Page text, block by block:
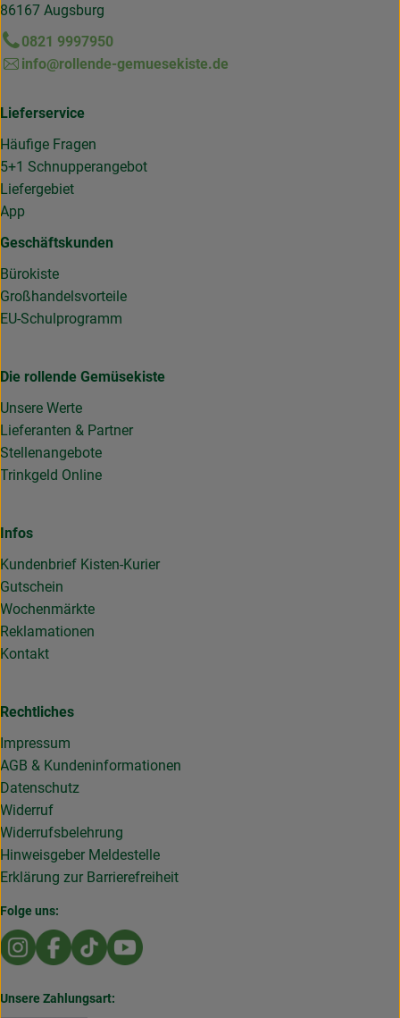
86167 Augsburg
0821 9997950
info@rollende-gemuesekiste.de
Lieferservice
Häufige Fragen
5+1 Schnupperangebot
Liefergebiet
App
Geschäftskunden
Bürokiste
Großhandelsvorteile
EU-Schulprogramm
Die rollende Gemüsekiste
Unsere Werte
Lieferanten & Partner
Stellenangebote
Trinkgeld Online
Infos
Kundenbrief Kisten-Kurier
Gutschein
Wochenmärkte
Reklamationen
Kontakt
Rechtliches
Impressum
AGB & Kundeninformationen
Datenschutz
Widerruf
Widerrufsbelehrung
Hinweisgeber Meldestelle
Erklärung zur Barrierefreiheit
Folge uns:
Externer Link zu https://www.instagram.com/
Externer Link zu https://www.facebook.com/
Externer Link zu https://www.tiktok.com/
Externer Link zu https://
Unsere Zahlungsart: